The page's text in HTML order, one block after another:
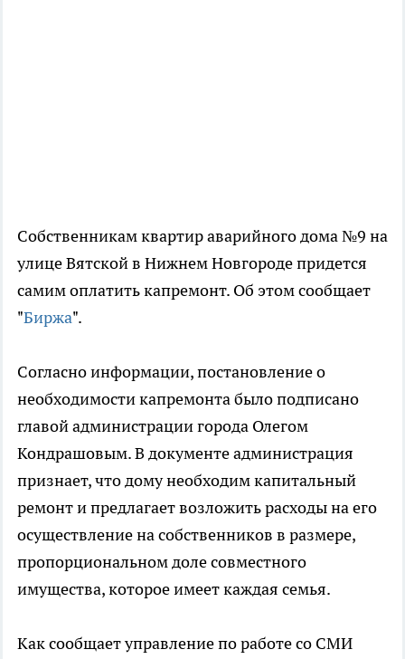
Собственникам квартир аварийного дома №9 на
улице Вятской в Нижнем Новгороде придется
самим оплатить капремонт. Об этом сообщает
"Биржа".
Согласно информации, постановление о
необходимости капремонта было подписано
главой администрации города Олегом
Кондрашовым. В документе администрация
признает, что дому необходим капитальный
ремонт и предлагает возложить расходы на его
осуществление на собственников в размере,
пропорциональном доле совместного
имущества, которое имеет каждая семья.
Как сообщает управление по работе со СМИ